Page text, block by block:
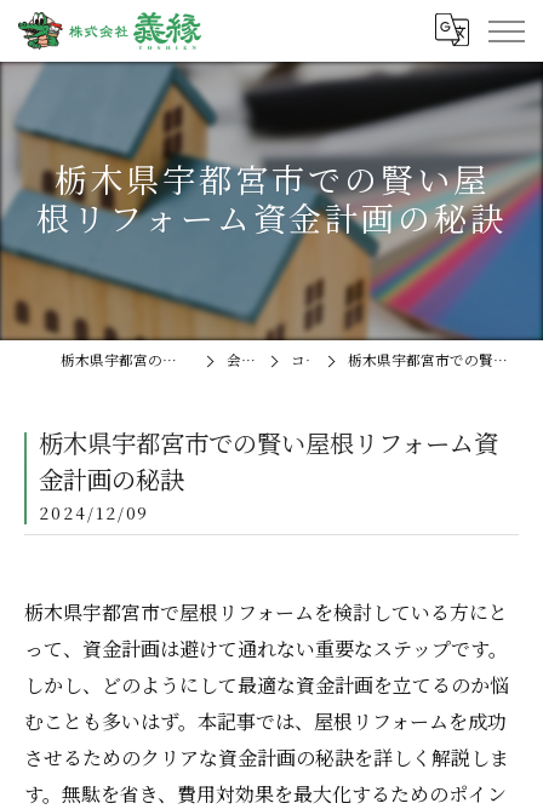
栃木県宇都宮市での賢い屋
根リフォーム資金計画の秘訣
栃木県宇都宮の外壁塗装なら株式会社義縁 会社概要 コラム 栃木県宇都宮市での賢い屋根リフォーム資金計画の秘訣
栃木県宇都宮市での賢い屋根リフォーム資
金計画の秘訣
2024/12/09
栃木県宇都宮市で屋根リフォームを検討している方にと
って、資金計画は避けて通れない重要なステップです。
しかし、どのようにして最適な資金計画を立てるのか悩
むことも多いはず。本記事では、屋根リフォームを成功
させるためのクリアな資金計画の秘訣を詳しく解説しま
す。無駄を省き、費用対効果を最大化するためのポイン